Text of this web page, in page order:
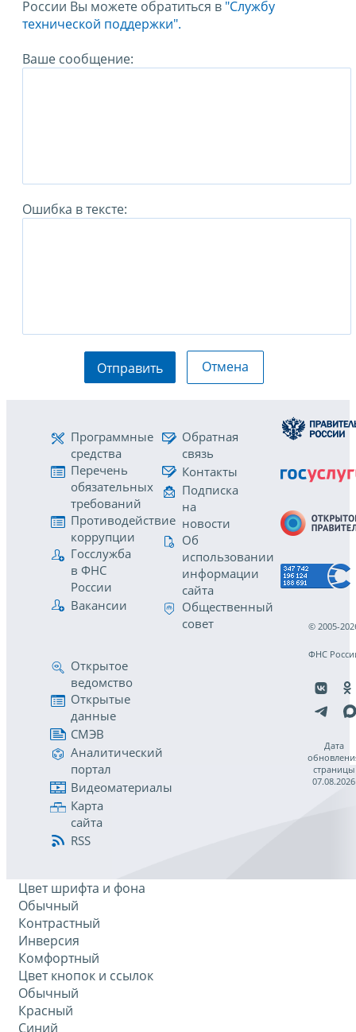
России Вы можете обратиться в "Службу
технической поддержки".
Ваше сообщение:
Ошибка в тексте:
Отправить Отмена
Программные
средства
Перечень
обязательных
требований
Противодействие
коррупции
Госслужба
в ФНС
России
Вакансии
Обратная
связь
Контакты
Подписка
на
новости
Об
использовании
информации
сайта
Общественный
совет
Открытое
ведомство
Открытые
данные
СМЭВ
Аналитический
портал
Видеоматериалы
Карта
сайта
RSS
© 2005-
ФНС
Дата
страницы
07.08.2026
Цвет шрифта и фона
Обычный
Контрастный
Инверсия
Комфортный
Цвет кнопок и ссылок
Обычный
Красный
Синий